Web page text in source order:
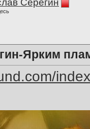
Серёгин
Ярким